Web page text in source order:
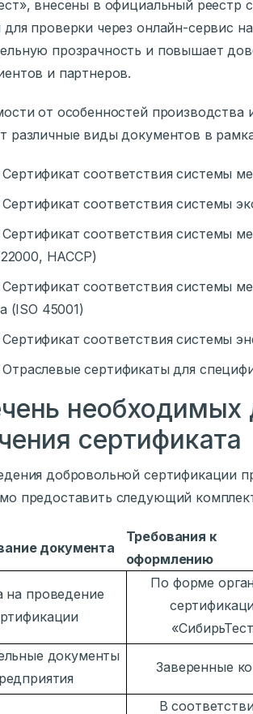
внесены в официальный реестр
проверки через онлайн-сервис
прозрачность и повышает
и партнеров.
от особенностей производства
различные виды документов в
Сертификат соответствия системы
Сертификат соответствия системы
Сертификат соответствия системы
HACCP)
Сертификат соответствия системы
(ISO 45001)
Сертификат соответствия системы
Отраслевые сертификаты для
необходимых
сертификата
добровольной сертификации
предоставить следующий
документа
Требования к
оформлению
на проведение
По форме
документы
Заверенные
В